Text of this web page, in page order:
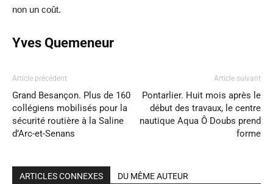
non un coût.
Yves Quemeneur
Article précédent
Grand Besançon. Plus de 160
collégiens mobilisés pour la
sécurité routière à la Saline
d’Arc-et-Senans
Article suivant
Pontarlier. Huit mois après le
début des travaux, le centre
nautique Aqua Ô Doubs prend
forme
ARTICLES CONNEXES DU MÊME AUTEUR